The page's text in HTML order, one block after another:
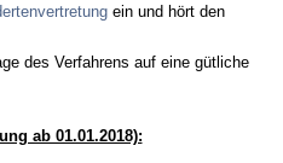
ein und hört den
des Verfahrens auf eine gütliche
ab 01.01.2018):